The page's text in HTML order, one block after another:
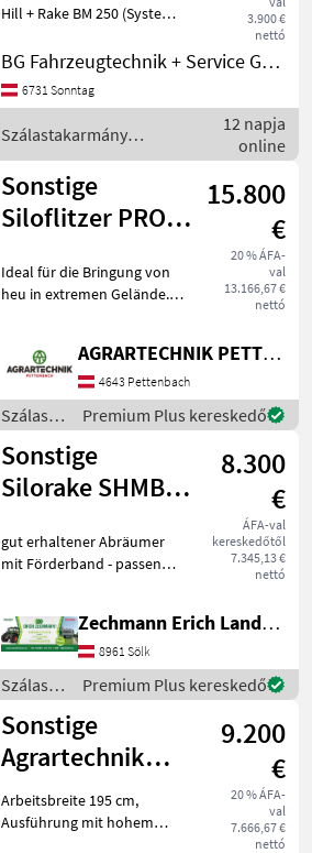
Bandrechen 2,5
3.900 €
nettó
Hill + Rake BM 250 (System
Zusammenrechen und
Schwaden von Heu. Das
Gerät wird an einen
angebaut und ist für d
BG Fahrzeugtechnik + Service GmbH
6731 Sonntag
Szálastakarmány
betakarítók / Sonstige
12 napja
online
Sonstige
Siloflitzer PRO
15.800
€
20 % ÁFA-
val
13.166,67 €
nettó
Ideal für die Bringung von
heu in extremen Gelände.
AEBI CC150 - AEBI CC160 -
AEBI CC151 - AEBI CC161 Die
Neu
AGRARTECHNIK PETTENBACH GMBH
4643 Pettenbach
Szálastakarmány
betakarítók
/
Sonstige
Premium Plus kereskedő
Sonstige
Silorake SHMB
8.300
€
ÁFA-val
kereskedőtől
7.345,13 €
nettó
gut erhaltener Abräumer
mit Förderband - passend
Förderband mit
Richtungsumkehr -
Bodenführung über 2
verstellbare
Zechmann Erich Landmaschinen-Portalbau
8961 Sölk
Szálastakarmány
betakarítók
/
Sonstige
Premium Plus kereskedő
Sonstige
Agrartechnik
Seeber LightMax
9.200
€
20 % ÁFA-
val
7.666,67 €
nettó
Arbeitsbreite 195 cm,
Ausführung mit hohem